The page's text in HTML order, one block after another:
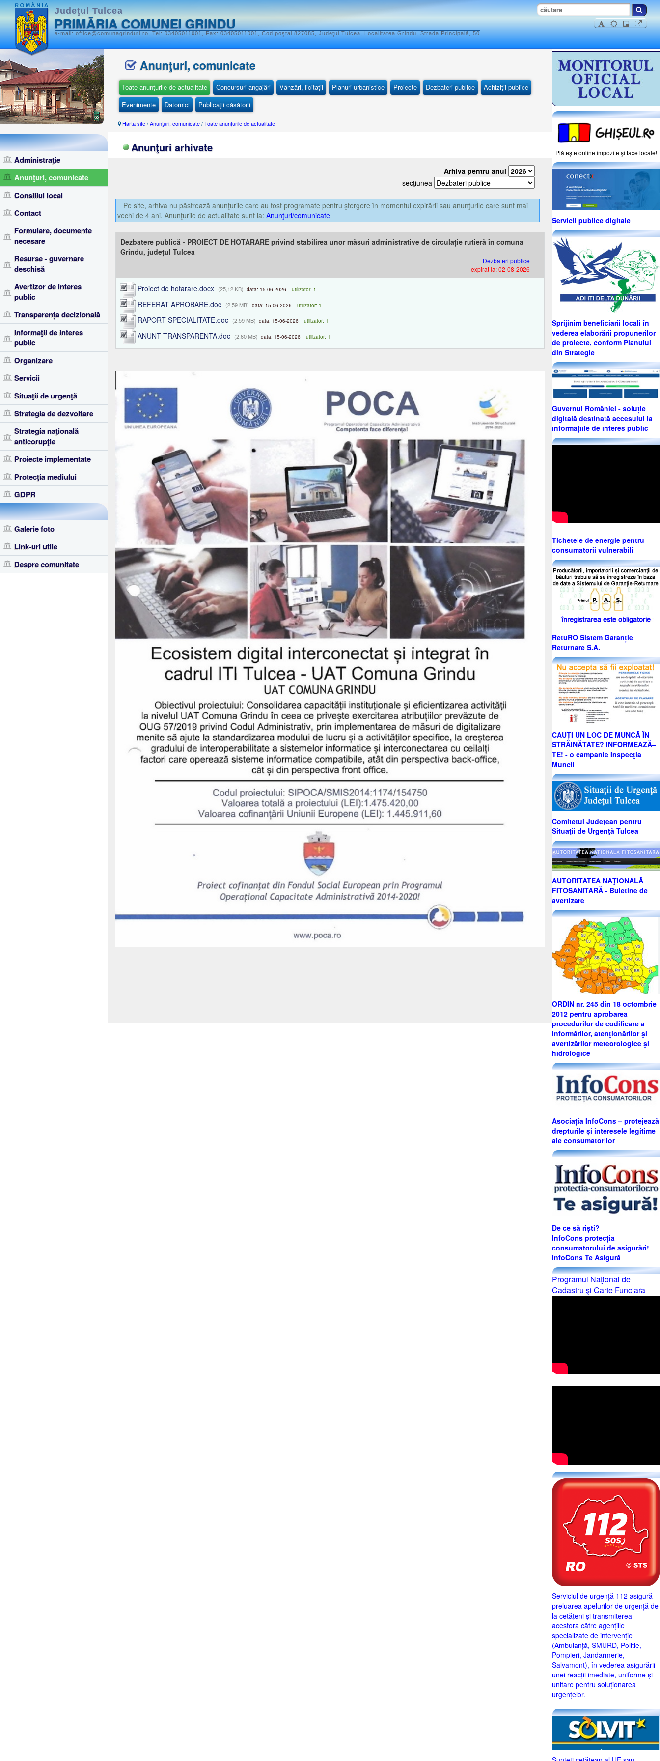
Judeţul Tulcea
PRIMĂRIA COMUNEI GRINDU
e-mail: office@comunagrindutl.ro, Tel: 03405011001, Fax: 03405011001, Cod poştal 827085, Judeţul Tulcea, Localitatea Grindu, Strada Principală, 50
Administraţie
Anunţuri, comunicate
Consiliul local
Contact
Formulare, documente
necesare
Resurse - guvernare
deschisă
Avertizor de interes
public
Transparența decizională
Informaţii de interes
public
Organizare
Servicii
Situaţii de urgenţă
Strategia de dezvoltare
Strategia naţională
anticorupţie
Proiecte implementate
Protecţia mediului
GDPR
Galerie foto
Link-uri utile
Despre comunitate
Anunţuri, comunicate
Toate anunţurile de actualitate Concursuri angajări Vânzări, licitaţii Planuri urbanistice Proiecte Dezbateri publice
Achiziţii publice
Evenimente
Datornici Publicaţii căsătorii
Harta site/Anunţuri, comunicate/Toate anunţurile de actualitate
Anunţuri arhivate
Arhiva pentru anul
secţiunea
Pe site, arhiva nu păstrează anunţurile care au fost programate pentru ştergere în momentul expirării sau anunţurile care sunt mai
vechi de 4 ani. Anunţurile de actualitate sunt la: Anunţuri/comunicate
Dezbatere publică - PROIECT DE HOTARARE privind stabilirea unor măsuri administrative de circulație rutieră în comuna
Grindu, județul Tulcea
Dezbateri publice
expirat la: 02-08-2026
Proiect de hotarare.docx (25,12 KB) data: 15-06-2026 utilizator: 1
REFERAT APROBARE.doc (2,59 MB) data: 15-06-2026 utilizator: 1
RAPORT SPECIALITATE.doc (2,59 MB) data: 15-06-2026 utilizator: 1
ANUNT TRANSPARENTA.doc (2,60 MB) data: 15-06-2026 utilizator: 1
Plăteşte online impozite şi taxe locale!
Servicii publice digitale
Sprijinim beneficiarii locali în
vederea elaborării propunerilor
de proiecte, conform Planului
din Strategie
Guvernul României - soluție
digitală destinată accesului la
informațiile de interes public
Tichetele de energie pentru
consumatorii vulnerabili
RetuRO Sistem Garanție
Returnare S.A.
CAUȚI UN LOC DE MUNCĂ ÎN
STRĂINĂTATE? INFORMEAZĂ–
TE! - o campanie Inspecţia
Muncii
Comitetul Judeţean pentru
Situaţii de Urgenţă Tulcea
AUTORITATEA NAŢIONALĂ
FITOSANITARĂ - Buletine de
avertizare
ORDIN nr. 245 din 18 octombrie
2012 pentru aprobarea
procedurilor de codificare a
informărilor, atenţionărilor şi
avertizărilor meteorologice şi
hidrologice
Asociația InfoCons – protejează
drepturile și interesele legitime
ale consumatorilor
De ce să riști?
InfoCons protecția
consumatorului de asigurări!
InfoCons Te Asigură
Programul Naţional de
Cadastru şi Carte Funciara
Serviciul de urgență 112 asigură
preluarea apelurilor de urgență de
la cetățeni și transmiterea
acestora către agențiile
specializate de intervenție
(Ambulanță, SMURD, Poliție,
Pompieri, Jandarmerie,
Salvamont), în vederea asigurării
unei reacții imediate, uniforme și
unitare pentru soluționarea
urgențelor.